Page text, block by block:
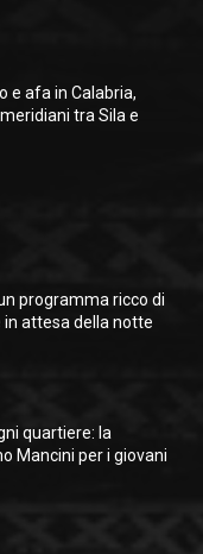
e afa in Calabria,
tra Sila e
programma ricco di
attesa della notte
quartiere: la
Mancini per i giovani